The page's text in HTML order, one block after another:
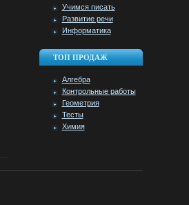
Учимся писать
Развитие речи
Информатика
ТОП ПРОДАЖ
Алгебра
Контрольные работы
Геометрия
Тесты
Химия